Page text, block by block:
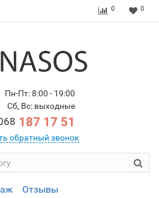
0 0
Пн-Пт: 8:00 - 19:00
Сб, Вс: выходные
187 17 51
обратный звонок
Отзывы